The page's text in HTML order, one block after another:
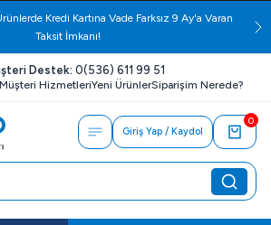
Kredi Kartına Vade Farksız 9 Ay'a Varan
Taksit İmkanı!
Destek: 0(536) 611 99 51
Müşteri HizmetleriYeni ÜrünlerSiparişim Nerede?
Giriş Yap / Kaydol
0